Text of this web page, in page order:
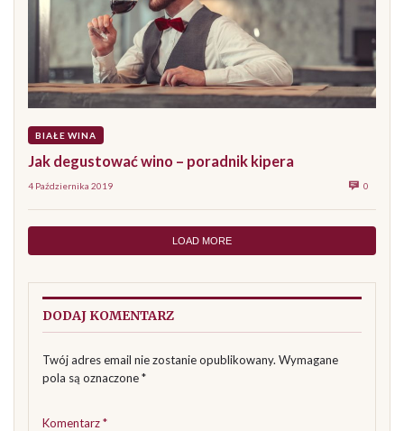
BIAŁE WINA
Jak degustować wino – poradnik kipera
4 Października 2019 0
LOAD MORE
DODAJ KOMENTARZ
Twój adres email nie zostanie opublikowany. Wymagane
pola są oznaczone*
Komentarz*